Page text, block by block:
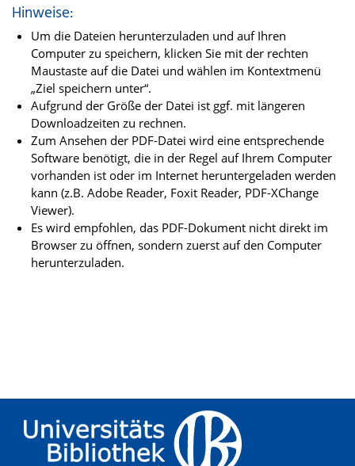
Hinweise:
Um die Dateien herunterzuladen und auf Ihren
Computer zu speichern, klicken Sie mit der rechten
Maustaste auf die Datei und wählen im Kontextmenü
„Ziel speichern unter“.
Aufgrund der Größe der Datei ist ggf. mit längeren
Downloadzeiten zu rechnen.
Zum Ansehen der PDF-Datei wird eine entsprechende
Software benötigt, die in der Regel auf Ihrem Computer
vorhanden ist oder im Internet heruntergeladen werden
kann (z.B. Adobe Reader, Foxit Reader, PDF-XChange
Viewer).
Es wird empfohlen, das PDF-Dokument nicht direkt im
Browser zu öffnen, sondern zuerst auf den Computer
herunterzuladen.